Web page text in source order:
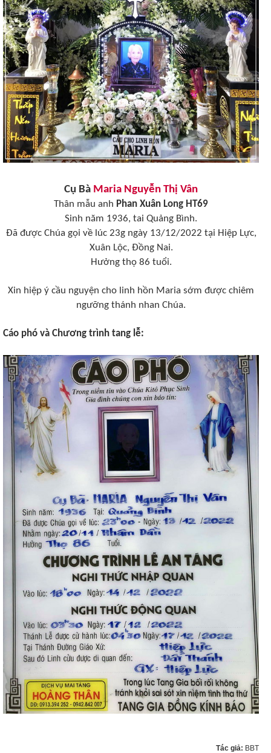
Cụ Bà Maria Nguyễn Thị Vân
Thân mẫu anh Phan Xuân Long HT69
Sinh năm 1936, tai Quảng Bình.
Đã được Chúa gọi về lúc 23g ngày 13/12/2022 tại Hiệp Lực,
Xuân Lộc, Đồng Nai.
Hưởng thọ 86 tuổi.
Xin hiệp ý cầu nguyện cho linh hồn Maria sớm được chiêm
ngưỡng thánh nhan Chúa.
Cáo phó và Chương trình tang lễ:
Tác giả: BBT